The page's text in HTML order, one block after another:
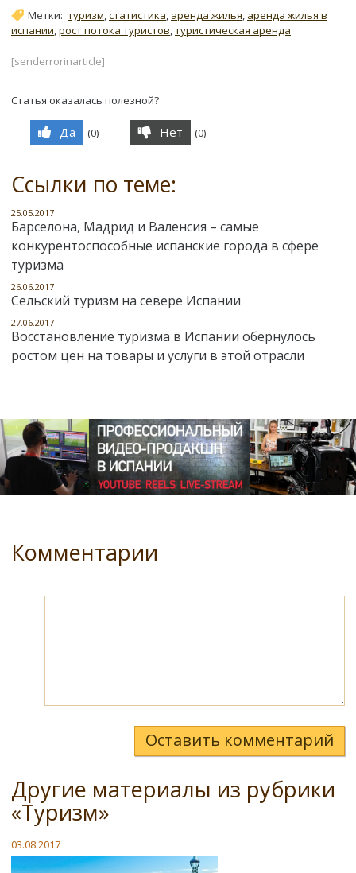
Метки: туризм,статистика, аренда жилья, аренда жилья в
испании,рост потока туристов,туристическая аренда
[senderrorinarticle]
Статья оказалась полезной?
Да (0) Нет (0)
Ссылки по теме:
25.05.2017
Барселона, Мадрид и Валенсия – самые
конкурентоспособные испанские города в сфере
туризма
26.06.2017
Сельский туризм на севере Испании
27.06.2017
Восстановление туризма в Испании обернулось
ростом цен на товары и услуги в этой отрасли
Комментарии
Оставить комментарий
Другие материалы из рубрики
«Туризм»
03.08.2017